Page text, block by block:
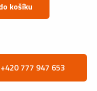
košíku
777 947 653